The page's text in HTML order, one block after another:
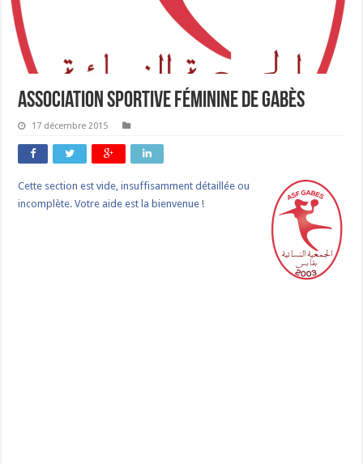
Association sportive féminine de Gabès
17 décembre 2015
Cette section est vide, insuffisamment détaillée ou
incomplète. Votre aide est la bienvenue !